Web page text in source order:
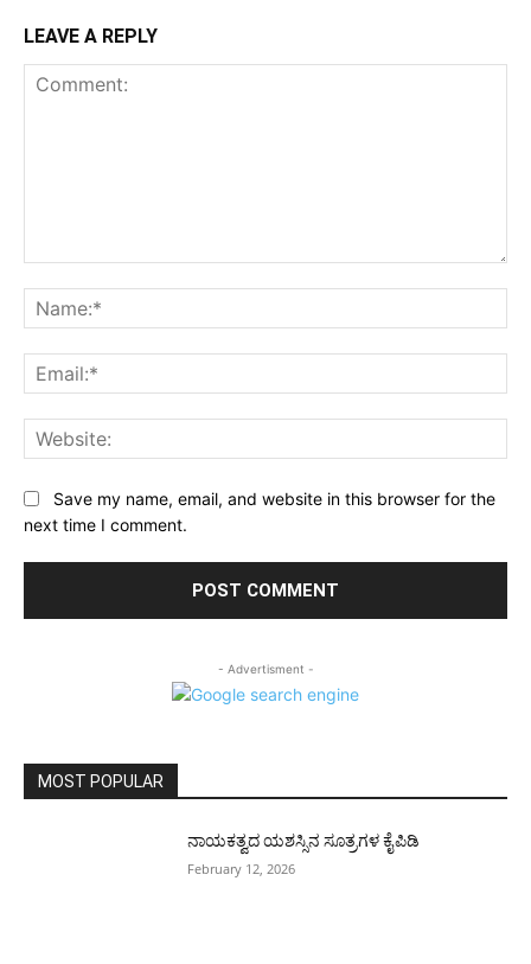
LEAVE A REPLY
Save my name, email, and website in this browser for the
next time I comment.
- Advertisment -
MOST POPULAR
ನಾಯಕತ್ವದ ಯಶಸ್ಸಿನ ಸೂತ್ರಗಳ ಕೈಪಿಡಿ
February 12, 2026